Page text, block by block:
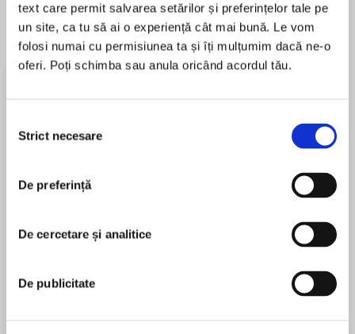
text care permit salvarea setărilor și preferințelor tale pe
un site, ca tu să ai o experiență cât mai bună. Le vom
folosi numai cu permisiunea ta și îți mulțumim dacă ne-o
oferi. Poți schimba sau anula oricând acordul tău.
consimțământului
Strict necesare
De preferință
De cercetare și analitice
De publicitate
Desprecarte
No one does wickedly funny and irresistibly
romance between a reluctant vampire and the
Luck be a vampire tonight . . .
When Nicole Phillips agreed to hire a
housekeeper, she pictured someone a little
frumpy and almost certainly female. Instead,
she gets gorgeous, unmistakably male Jake
În acest moment nu există recenzii
Lynsay Sands
Lynsay Sandsis the New York Times and USA
Today bestselling author of the Argeneau/Rogue